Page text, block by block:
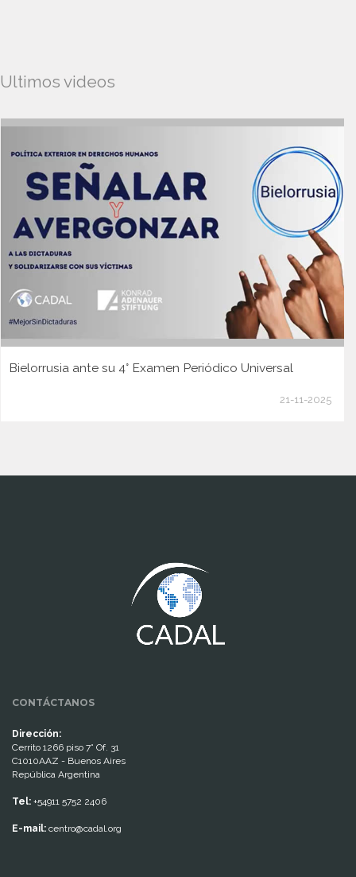
Ultimos videos
Bielorrusia ante su 4° Examen Periódico Universal
21-11-2025
CONTÁCTANOS
Dirección:
Cerrito 1266 piso 7° Of. 31
C1010AAZ - Buenos Aires
República Argentina
Tel: +54911 5752 2406
E-mail: centro@cadal.org